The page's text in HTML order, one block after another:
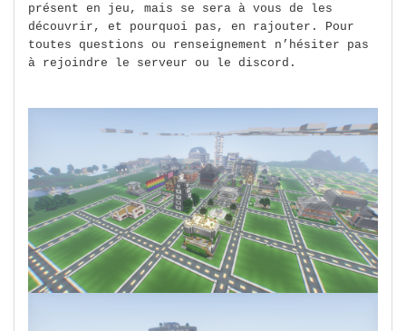
présent en jeu, mais se sera à vous de les
découvrir, et pourquoi pas, en rajouter. Pour
toutes questions ou renseignement n’hésiter pas
à rejoindre le serveur ou le discord.